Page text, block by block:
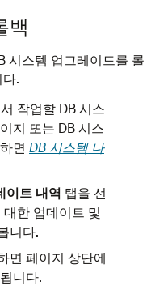
백
시스템 업그레이드를 롤
.
작업할 DB 시스
지 또는 DB 시스
면 DB 시스템 나
이트 내역 탭을 선
한 업데이트 및
니다.
면 페이지 상단에
니다.